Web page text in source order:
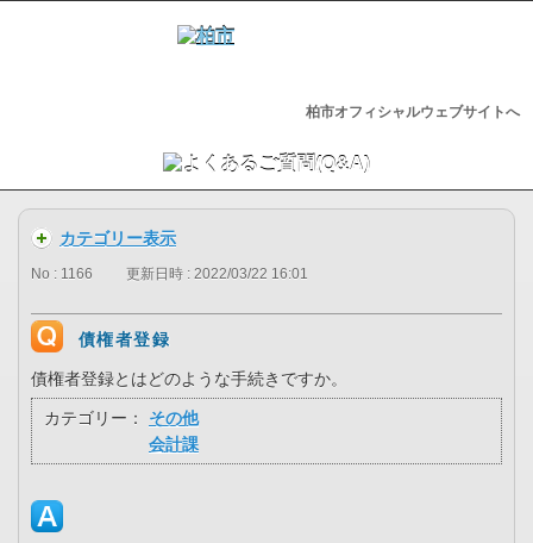
柏市オフィシャルウェブサイトへ
カテゴリー表示
No : 1166 更新日時 : 2022/03/22 16:01
債権者登録
債権者登録とはどのような手続きですか。
カテゴリー：
その他
会計課